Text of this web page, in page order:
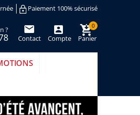
Paiement 100% sécurisé
Panier
0
Compte
Contact
?